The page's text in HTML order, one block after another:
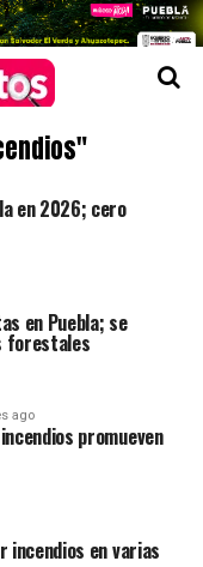
en 2026; cero
en Puebla; se
forestales
ago
promueven
incendios en varias